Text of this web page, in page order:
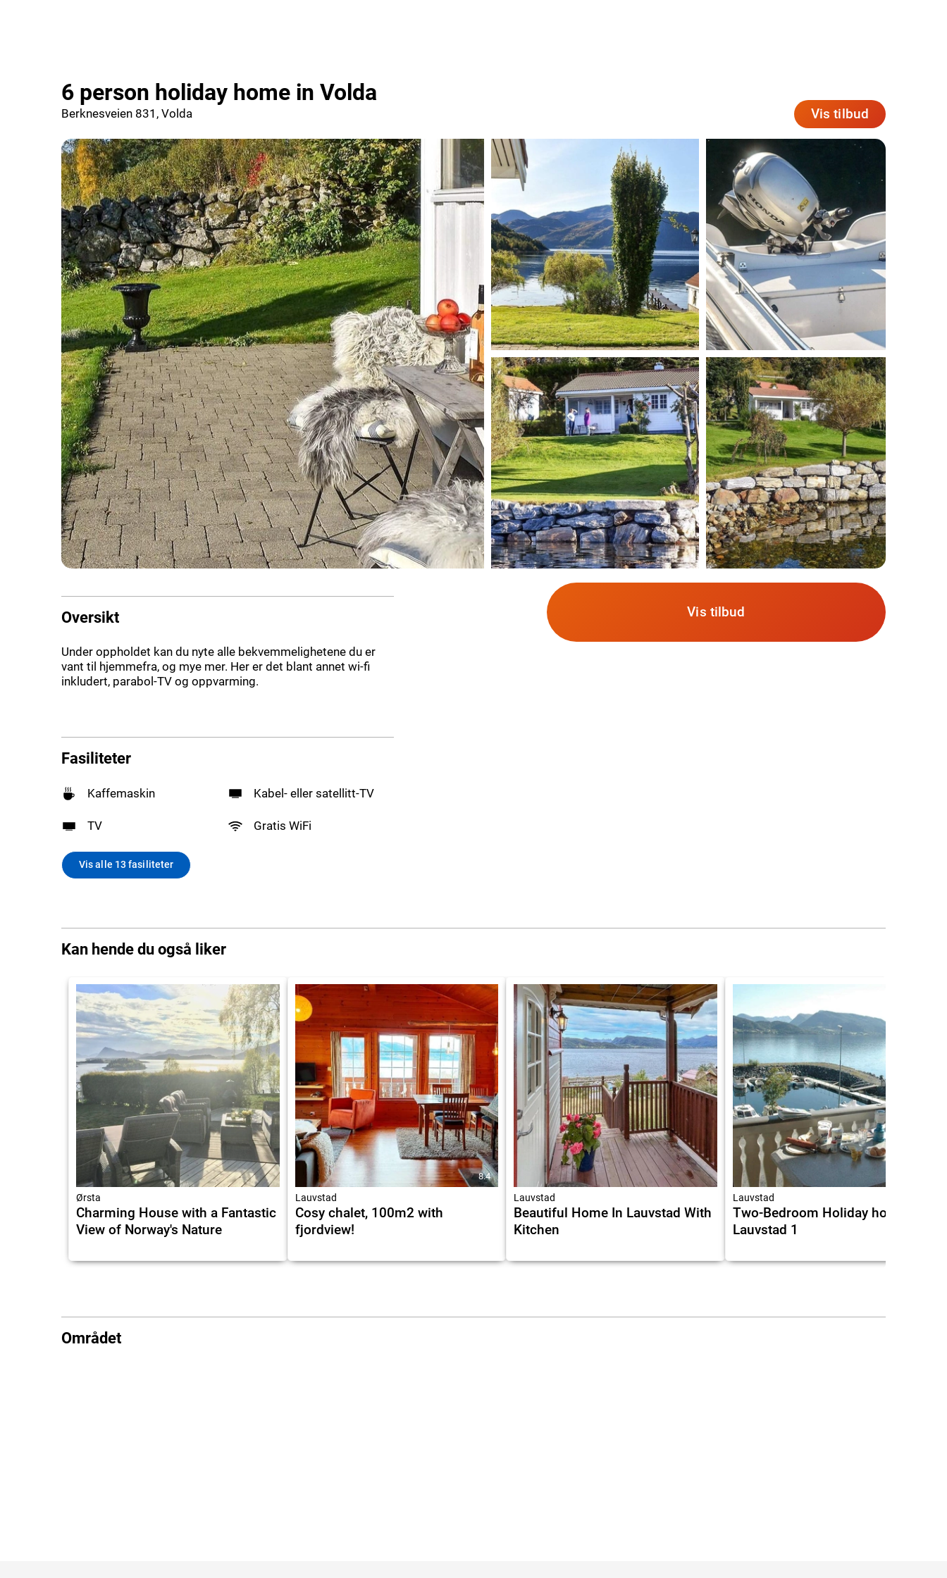
6 person holiday home in Volda
Berknesveien 831, Volda Vis tilbud
Oversikt
Under oppholdet kan du nyte alle bekvemmelighetene du er
vant til hjemmefra, og mye mer. Her er det blant annet wi-fi
inkludert, parabol-TV og oppvarming.
Fasiliteter
Kaffemaskin Kabel- eller satellitt-TV
TV Gratis WiFi
Vis alle 13 fasiliteter
Vis tilbud
Kan hende du også liker
Ørsta
Charming House with a Fantastic
View of Norway's Nature
8.4
Lauvstad
Cosy chalet, 100m2 with
fjordview!
Lauvstad
Beautiful Home In Lauvstad With
Kitchen
Lauvstad
Two-Bedroom Holiday home in
Lauvstad 1
Området